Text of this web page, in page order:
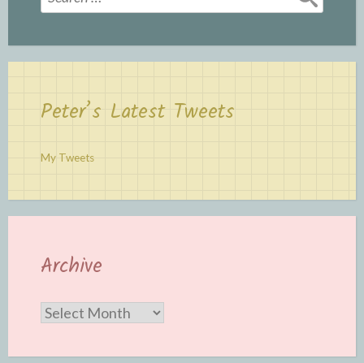
for:
Peter’s Latest Tweets
My Tweets
Archive
Archive